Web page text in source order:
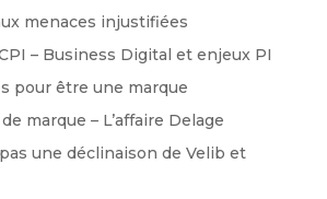
menaces injustifiées
– Business Digital et enjeux PI
pour être une marque
marque – L’affaire Delage
une déclinaison de Velib et